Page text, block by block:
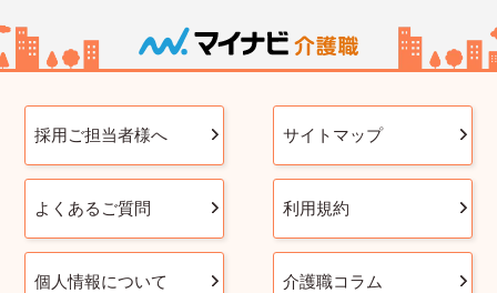
採用ご担当者様へ サイトマップ
よくあるご質問 利用規約
個人情報について 介護職コラム